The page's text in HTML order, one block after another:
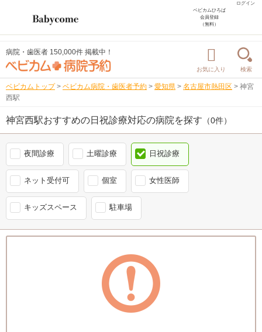
ログイン
ベビカムひろば
会員登録
（無料）
病院・歯医者 150,000件 掲載中！
お気に入り 検索
ベビカムトップ > ベビカム病院・歯医者予約 > 愛知県 > 名古屋市熱田区 > 神宮
西駅
神宮西駅おすすめの日祝診療対応の病院を探す （0件）
夜間診療 土曜診療 日祝診療
ネット受付可 個室 女性医師
キッズスペース 駐車場